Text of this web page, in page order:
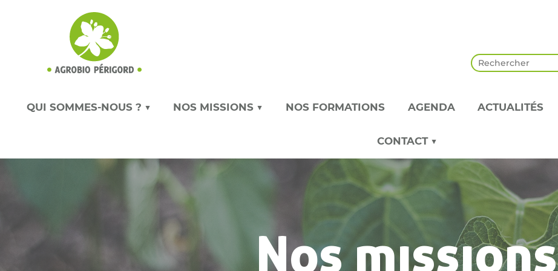
QUI SOMMES-NOUS ? ▼ NOS MISSIONS ▼ NOS FORMATIONS AGENDA ACTUALITÉS
CONTACT ▼
Nos missions